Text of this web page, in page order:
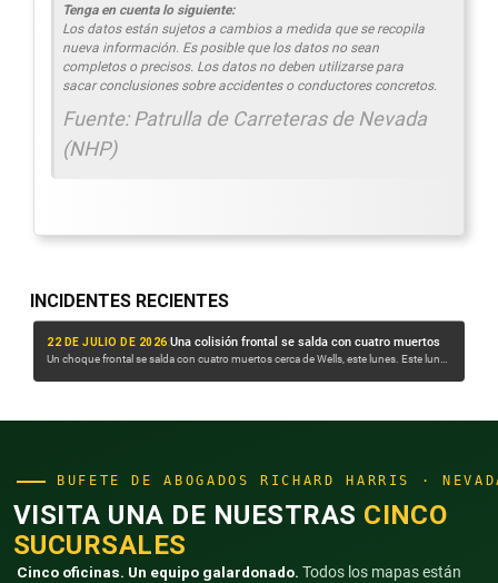
Tenga en cuenta lo siguiente:
Los datos están sujetos a cambios a medida que se recopila
nueva información. Es posible que los datos no sean
completos o precisos. Los datos no deben utilizarse para
sacar conclusiones sobre accidentes o conductores concretos.
Fuente: Patrulla de Carreteras de Nevada
(NHP)
INCIDENTES RECIENTES
22 DE JULIO DE 2026:
Un choque frontal se salda con cuatro muertos cerca de Wells, este lunes. Este lunes
BUFETE DE ABOGADOS RICHARD HARRIS ·
VISITA UNA DE NUESTRAS CINCO
SUCURSALES
Cinco oficinas. Un equipo galardonado. Todos los mapas están